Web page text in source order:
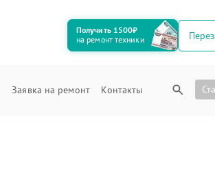
Получить 1500₽
на ремонт техники
Заявка на ремонт Контакты